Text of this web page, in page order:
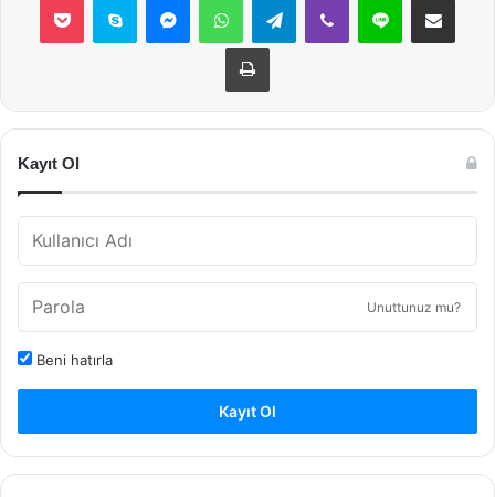
Yazdır
Kayıt Ol
Unuttunuz mu?
Beni hatırla
Kayıt Ol